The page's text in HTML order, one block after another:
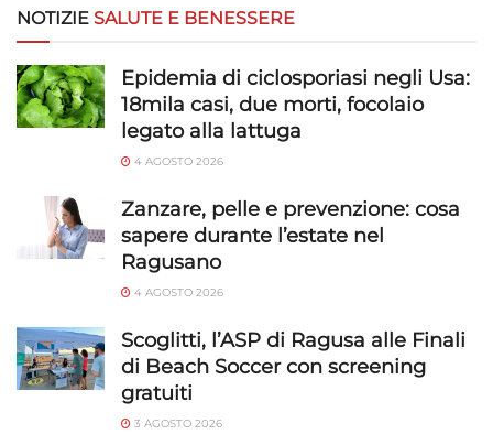
NOTIZIE SALUTE E BENESSERE
Epidemia di ciclosporiasi negli Usa:
18mila casi, due morti, focolaio
legato alla lattuga
4 AGOSTO 2026
Zanzare, pelle e prevenzione: cosa
sapere durante l’estate nel
Ragusano
4 AGOSTO 2026
Scoglitti, l’ASP di Ragusa alle Finali
di Beach Soccer con screening
gratuiti
3 AGOSTO 2026